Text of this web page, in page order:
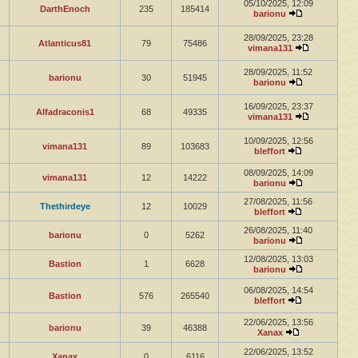
DarthEnoch 235 185414
05/10/2025, 12:09
barionu
Atlanticus81 79 75486
28/09/2025, 23:28
vimana131
barionu 30 51945
28/09/2025, 11:52
barionu
Alfadraconis1 68 49335
16/09/2025, 23:37
vimana131
vimana131 89 103683
10/09/2025, 12:56
bleffort
vimana131 12 14222
08/09/2025, 14:09
barionu
Thethirdeye 12 10029
27/08/2025, 11:56
bleffort
barionu 0 5262
26/08/2025, 11:40
barionu
Bastion 1 6628
12/08/2025, 13:03
barionu
Bastion 576 265540
06/08/2025, 14:54
bleffort
barionu 39 46388
22/06/2025, 13:56
Xanax
22/06/2025, 13:52